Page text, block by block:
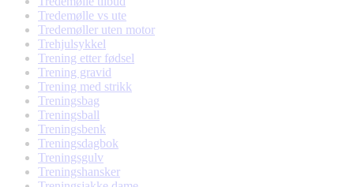
Tredemølle vs ute
Tredemøller uten motor
Trehjulsykkel
Trening etter fødsel
Trening gravid
Trening med strikk
Treningsbag
Treningsball
Treningsbenk
Treningsdagbok
Treningsgulv
Treningshansker